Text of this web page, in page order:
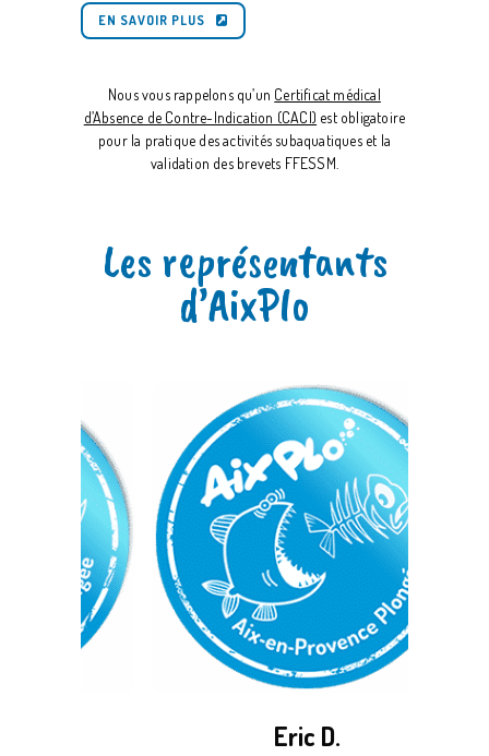
EN SAVOIR PLUS
Nous vous rappelons qu’un Certificat médical
d’Absence de Contre-Indication (CACI) est obligatoire
pour la pratique des activités subaquatiques et la
validation des brevets FFESSM.
Les représentants
d’AixPlo
Eric D.